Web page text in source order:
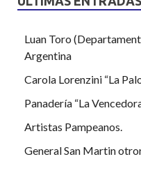
Luan Toro
Argentina
Carola Lorenzini “La
Panadería “La
Artistas Pampeanos.
General San Martin